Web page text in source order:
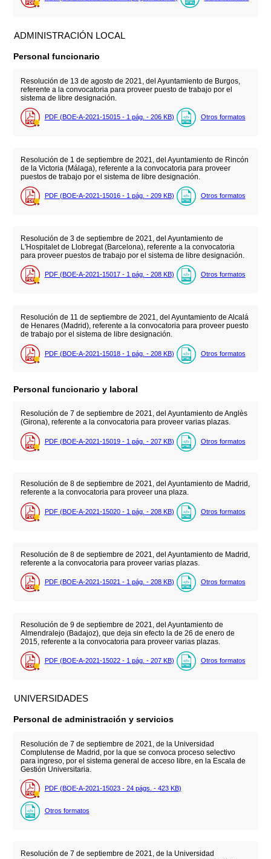
ADMINISTRACIÓN LOCAL
Personal funcionario
Resolución de 13 de agosto de 2021, del Ayuntamiento de Burgos,
referente a la convocatoria para proveer puesto de trabajo por el
sistema de libre designación.
PDF (BOE-A-2021-15015 - 1 pág. - 206 KB) Otros formatos
Resolución de 1 de septiembre de 2021, del Ayuntamiento de Rincón
de la Victoria (Málaga), referente a la convocatoria para proveer
puestos de trabajo por el sistema de libre designación.
PDF (BOE-A-2021-15016 - 1 pág. - 209 KB) Otros formatos
Resolución de 3 de septiembre de 2021, del Ayuntamiento de
L'Hospitalet de Llobregat (Barcelona), referente a la convocatoria
para proveer puestos de trabajo por el sistema de libre designación.
PDF (BOE-A-2021-15017 - 1 pág. - 208 KB) Otros formatos
Resolución de 11 de septiembre de 2021, del Ayuntamiento de Alcalá
de Henares (Madrid), referente a la convocatoria para proveer puesto
de trabajo por el sistema de libre designación.
PDF (BOE-A-2021-15018 - 1 pág. - 208 KB) Otros formatos
Personal funcionario y laboral
Resolución de 7 de septiembre de 2021, del Ayuntamiento de Anglès
(Girona), referente a la convocatoria para proveer varias plazas.
PDF (BOE-A-2021-15019 - 1 pág. - 207 KB) Otros formatos
Resolución de 8 de septiembre de 2021, del Ayuntamiento de Madrid,
referente a la convocatoria para proveer una plaza.
PDF (BOE-A-2021-15020 - 1 pág. - 208 KB) Otros formatos
Resolución de 8 de septiembre de 2021, del Ayuntamiento de Madrid,
referente a la convocatoria para proveer varias plazas.
PDF (BOE-A-2021-15021 - 1 pág. - 208 KB) Otros formatos
Resolución de 9 de septiembre de 2021, del Ayuntamiento de
Almendralejo (Badajoz), que deja sin efecto la de 26 de enero de
2015, referente a la convocatoria para proveer varias plazas.
PDF (BOE-A-2021-15022 - 1 pág. - 207 KB) Otros formatos
UNIVERSIDADES
Personal de administración y servicios
Resolución de 7 de septiembre de 2021, de la Universidad
Complutense de Madrid, por la que se convoca proceso selectivo
para ingreso, por el sistema general de acceso libre, en la Escala de
Gestión Universitaria.
PDF (BOE-A-2021-15023 - 24 págs. - 423 KB)
Otros formatos
Resolución de 7 de septiembre de 2021, de la Universidad